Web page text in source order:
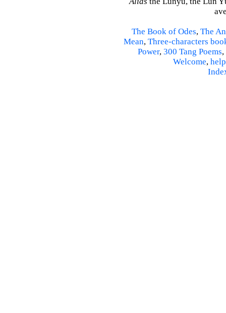
The Book of Odes, The
Mean, Three-characters
Power, 300 Tang Poems,
Welcome, help